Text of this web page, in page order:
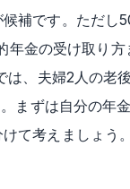
補です。ただ
金の受け取り方
、夫婦2人の老
まずは自分の年
て考えましょう